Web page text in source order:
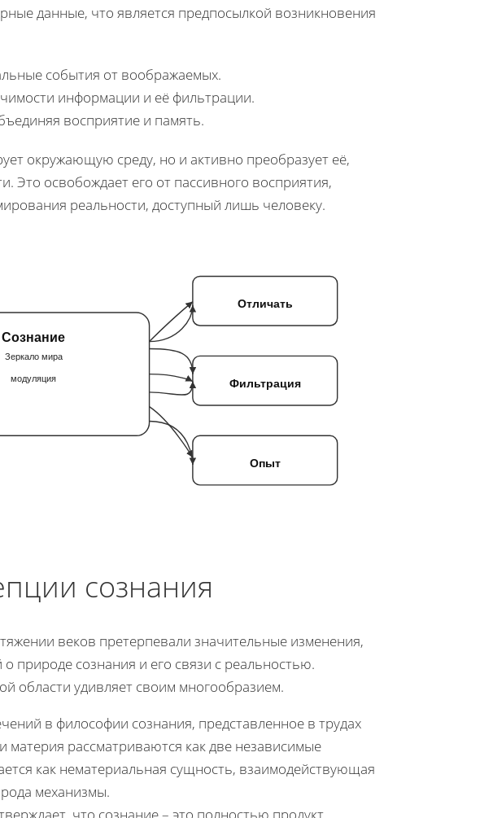
данные, что является предпосылкой возникновения
события от воображаемых.
информации и её фильтрации.
восприятие и память.
окружающую среду, но и активно преобразует её,
Это освобождает его от пассивного восприятия,
реальности, доступный лишь человеку.
Сознание
Зеркало мира
модуляция
Отличать
Фильтрация
Опыт
сознания
веков претерпевали значительные изменения,
природе сознания и его связи с реальностью.
области удивляет своим многообразием.
в философии сознания, представленное в трудах
материя рассматриваются как две независимые
как нематериальная сущность, взаимодействующая
механизмы.
что сознание – это полностью продукт